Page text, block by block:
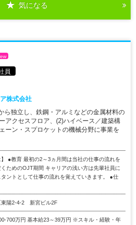
気になる
員
株式会社
ら独立し、鉄鋼・アルミなどの金属材料の
アクセスフロア、(2)ハイベース／建築構
ーン・スプロケットの機械分野に事業を
】 ●教育 最初の2～3ヵ月間は当社の仕事の流れを
ためのOJT期間 キャリアの浅い方は先輩社員に
ントとして仕事の流れを覚えていきます。 ●仕
東陽2-4-2 新宮ビル2F
700万円 基本給23～39万円 ※スキル・経験・年